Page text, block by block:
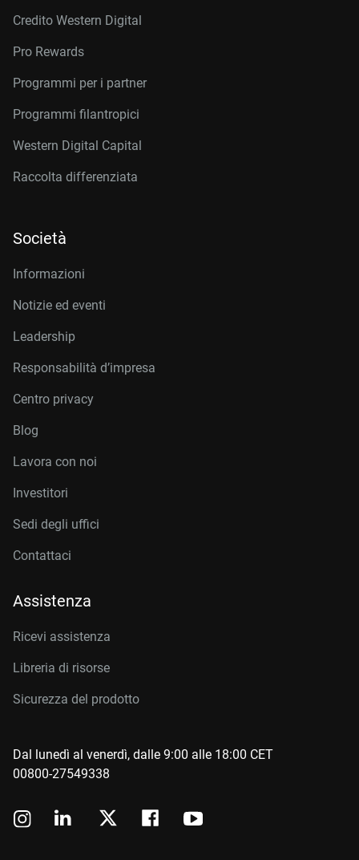
Credito Western Digital
Pro Rewards
Programmi per i partner
Programmi filantropici
Western Digital Capital
Raccolta differenziata
Società
Informazioni
Notizie ed eventi
Leadership
Responsabilità d’impresa
Centro privacy
Blog
Lavora con noi
Investitori
Sedi degli uffici
Contattaci
Assistenza
Ricevi assistenza
Libreria di risorse
Sicurezza del prodotto
Dal lunedì al venerdì, dalle 9:00 alle 18:00 CET
00800-27549338